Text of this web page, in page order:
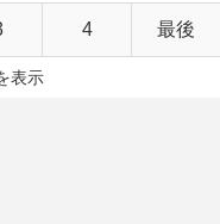
4 最後
表示